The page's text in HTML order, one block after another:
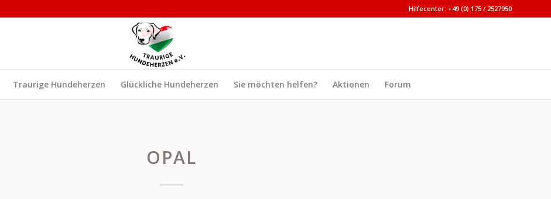
Hilfecenter: +49 (0) 175 / 2527950
Traurige Hundeherzen Glückliche Hundeherzen Sie möchten helfen? Aktionen Forum
OPAL